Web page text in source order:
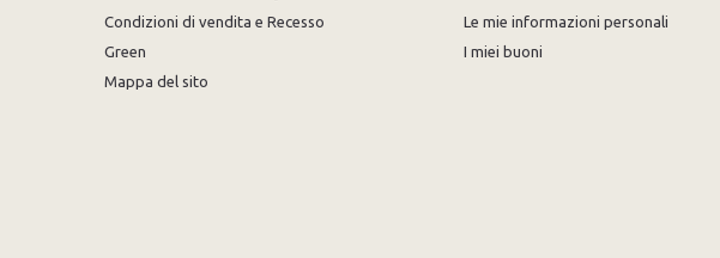
Condizioni di vendita e Recesso
Green
Mappa del sito
Le mie informazioni personali
I miei buoni